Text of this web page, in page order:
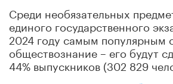
Среди необязательных
единого государственного
2024 году самым популярным
обществознание – его будут
44% выпускников (302 829